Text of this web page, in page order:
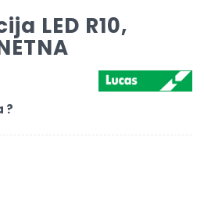
LED R10,
?